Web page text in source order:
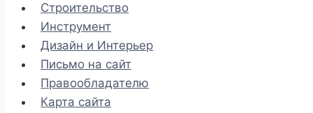
Строительство
Инструмент
Дизайн и Интерьер
Письмо на сайт
Правообладателю
Карта сайта